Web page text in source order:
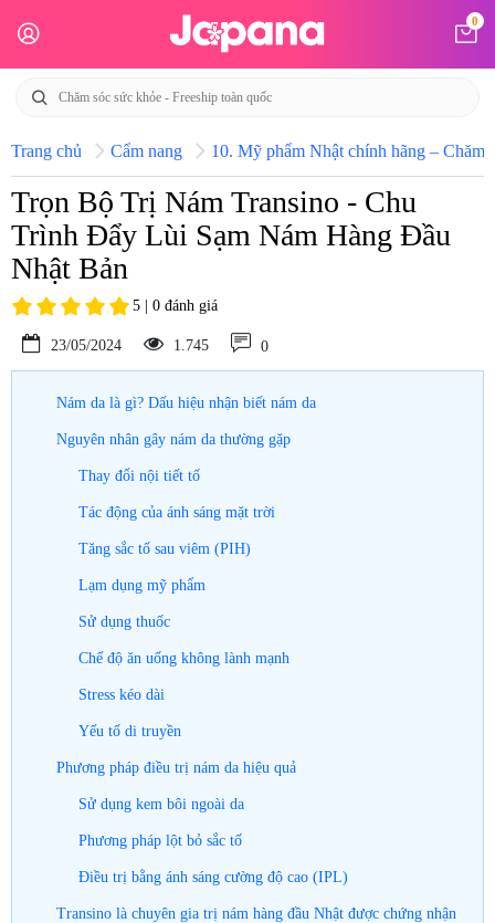
0
Trang chủ Cẩm nang 10. Mỹ phẩm Nhật chính hãng – Chăm
Trọn Bộ Trị Nám Transino - Chu
Trình Đẩy Lùi Sạm Nám Hàng Đầu
Nhật Bản
5 | 0 đánh giá
23/05/2024 1.745 0
Nám da là gì? Dấu hiệu nhận biết nám da
Nguyên nhân gây nám da thường gặp
Thay đổi nội tiết tố
Tác động của ánh sáng mặt trời
Tăng sắc tố sau viêm (PIH)
Lạm dụng mỹ phẩm
Sử dụng thuốc
Chế độ ăn uống không lành mạnh
Stress kéo dài
Yếu tố di truyền
Phương pháp điều trị nám da hiệu quả
Sử dụng kem bôi ngoài da
Phương pháp lột bỏ sắc tố
Điều trị bằng ánh sáng cường độ cao (IPL)
Transino là chuyên gia trị nám hàng đầu Nhật được chứng nhận